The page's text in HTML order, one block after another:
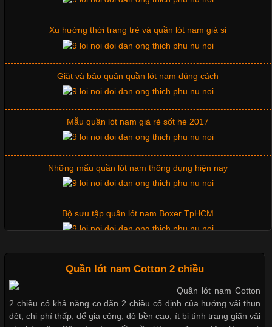
chuyên nghiệp đóng vai trò quan trọng đối với sự phát triển của
doanh nghiệp. Một trong những giải pháp hiệu quả được nhiều
đơn vị lựa chọn hiện nay là sử dụng áo thun đồng phục công ty.
Chất Liệu Lycra Có Gì Đặc Biệt Trong Ngành Thời Trang?
Cập nhật 2026-05-27 17:03:46
Vải Lycra Là Gì? Chất Liệu Co Giãn Được Ưa Chuộng Trong
Ngành May Mặc Trong ngành thời trang hiện đại, các loại vải có
khả năng co giãn tốt ngày càng được ưa chuộng nhằm mang lại
cảm giác thoải mái cho người mặc. Trong đó, vải Lycra là một
trong những chất liệu nổi bật nhờ độ đàn hồi cao,
Chất Liệu Bamboo Xu Hướng Mới Trong Ngành Thời Trang
Xu hướng thời trang trẻ và quần lót nam giá sỉ
Giặt và bảo quản quần lót nam đúng cách
Mẫu quần lót nam giá rẻ sốt hè 2017
Những mẩu quần lót nam thông dụng hiện nay
Bộ sưu tập quần lót nam Boxer TpHCM
Nguyên bộ quần lót nam Boxer thun lạnh giá rẻ
Quần lót nam Cotton 2 chiều
Quần lót nam Cotton
2 chiều có khả năng co dãn 2 chiều cố định của hướng vải thun
dệt, chi phí thấp, dể gia công, độ bền cao, ít bị tình trạng giãn vải